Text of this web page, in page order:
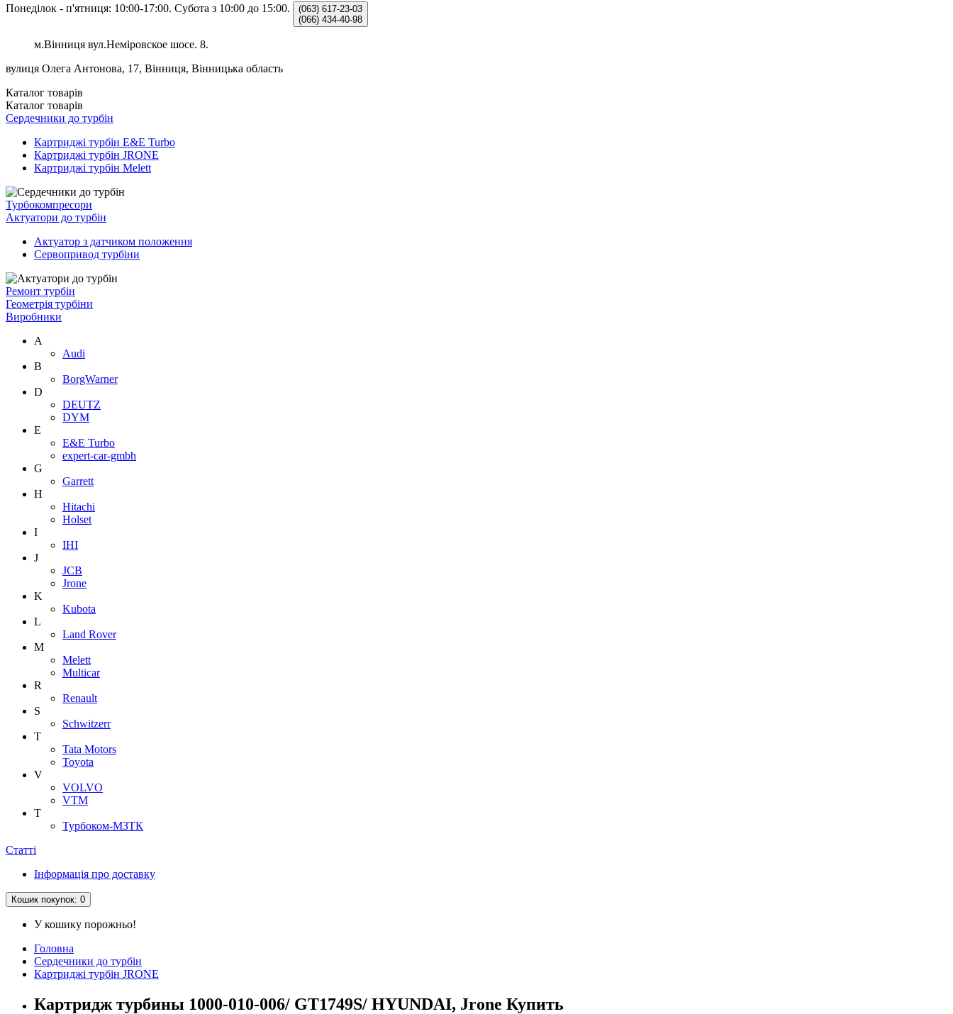
Понеділок - п'ятниця: 10:00-17:00. Субота з 10:00 до 15:00. (063) 617-23-03
(066) 434-40-98
м.Вінниця вул.Неміровское шосе. 8.
вулиця Олега Антонова, 17, Вінниця, Вінницька область
Каталог товарів
Каталог товарів
Сердечники до турбін
Картриджі турбін E&E Turbo
Картриджі турбін JRONE
Картриджі турбін Melett
Турбокомпресори
Актуатори до турбін
Актуатор з датчиком положення
Сервопривод турбіни
Ремонт турбін
Геометрія турбіни
Виробники
A
Audi
B
BorgWarner
D
DEUTZ
DYM
E
E&E Turbo
expert-car-gmbh
G
Garrett
H
Hitachi
Holset
I
IHI
J
JCB
Jrone
K
Kubota
L
Land Rover
M
Melett
Multicar
R
Renault
S
Schwitzerr
T
Tata Motors
Toyota
V
VOLVO
VTM
Т
Турбоком-МЗТК
Статті
Інформація про доставку
Кошик покупок: 0
У кошику порожньо!
Головна
Сердечники до турбін
Картриджі турбін JRONE
Картридж турбины 1000-010-006/ GT1749S/ HYUNDAI, Jrone Купить